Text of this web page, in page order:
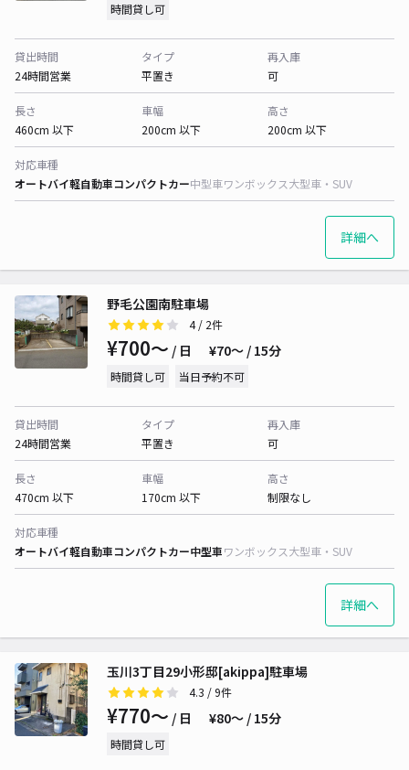
時間貸し可
貸出時間
24時間営業
タイプ
平置き
再入庫
可
長さ
460cm 以下
車幅
200cm 以下
高さ
200cm 以下
対応車種
オートバイ軽自動車コンパクトカー中型車ワンボックス大型車・SUV
詳細へ
野毛公園南駐車場
4/ 2件
¥700〜 / 日 ¥70〜 / 15分
時間貸し可 当日予約不可
貸出時間
24時間営業
タイプ
平置き
再入庫
可
長さ
470cm 以下
車幅
170cm 以下
高さ
制限なし
対応車種
オートバイ軽自動車コンパクトカー中型車ワンボックス大型車・SUV
詳細へ
玉川3丁目29小形邸[akippa]駐車場
4.3 / 9件
¥770〜 / 日 ¥80〜 / 15分
時間貸し可